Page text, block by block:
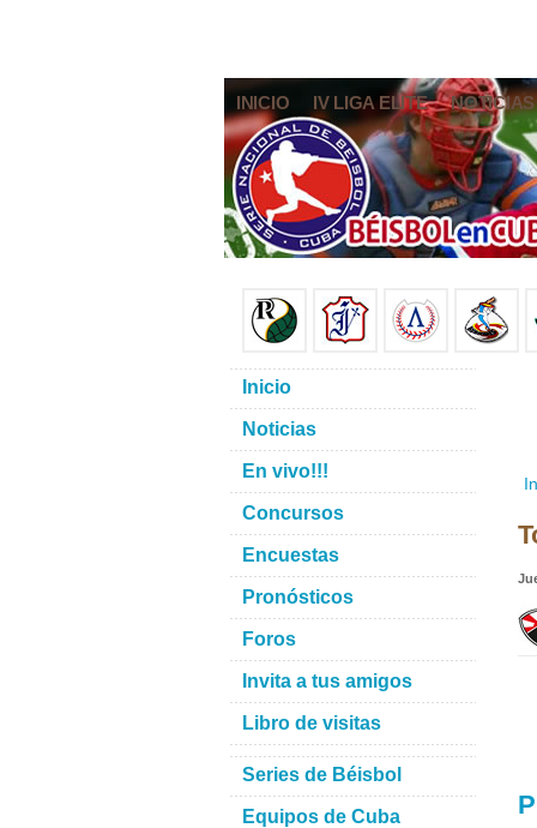
INICIO IV LIGA ELITE NOTICIAS
Inicio
Noticias
En vivo!!!
Concursos
Encuestas
Pronósticos
Foros
Invita a tus amigos
Libro de visitas
Series de Béisbol
Equipos de Cuba